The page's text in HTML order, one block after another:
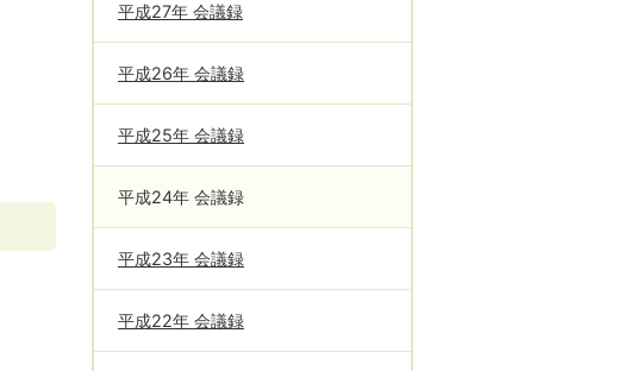
平成27年 会議録
平成26年 会議録
平成25年 会議録
平成24年 会議録
平成23年 会議録
平成22年 会議録